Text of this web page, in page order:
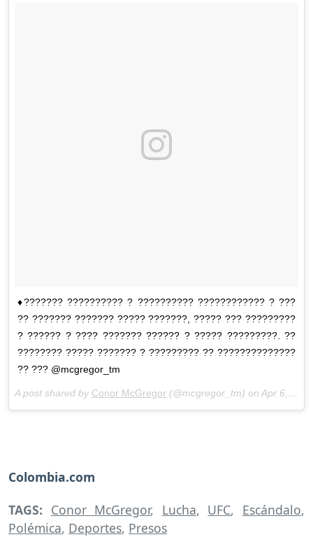
♦??????? ?????????? ? ?????????? ???????????? ? ???
?? ??????? ??????? ????? ???????, ????? ??? ?????????
? ?????? ? ???? ??????? ?????? ? ????? ?????????. ??
???????? ????? ??????? ? ????????? ?? ??????????????
?? ??? @mcgregor_tm
A post shared by Conor McGregor (@mcgregor_tm) on Apr 6, 2018 at 7:48am PDT
Colombia.com
TAGS: Conor McGregor, Lucha, UFC, Escándalo,
Polémica, Deportes, Presos